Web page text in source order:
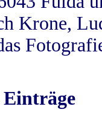
Krone,
Einträge